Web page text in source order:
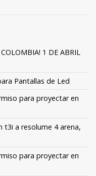
1 DE ABRIL
Pantallas de Led
para proyectar en
t3i a resolume 4 arena,
para proyectar en